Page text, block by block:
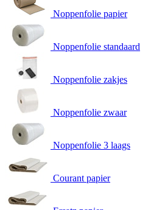
Noppenfolie papier
Noppenfolie standaard
Noppenfolie zakjes
Noppenfolie zwaar
Noppenfolie 3 laags
Courant papier